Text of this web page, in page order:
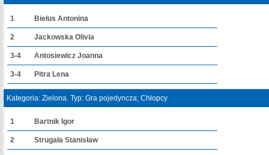
1 Biełus Antonina
2 Jackowska Olivia
3-4 Antosiewicz Joanna
3-4 Pitra Lena
Kategoria: Zielona. Typ: Gra pojedyncza; Chłopcy
1 Bartnik Igor
2 Strugała Stanisław